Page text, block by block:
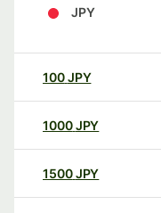
JPY
100JPY
1000JPY
1500JPY